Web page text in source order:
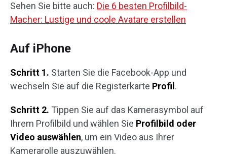
Sehen Sie bitte auch: Die 6 besten Profilbild-
Macher: Lustige und coole Avatare erstellen
Auf iPhone
Schritt 1. Starten Sie die Facebook-App und
wechseln Sie auf die Registerkarte Profil .
Schritt 2. Tippen Sie auf das Kamerasymbol auf
Ihrem Profilbild und wählen Sie Profilbild oder
Video auswählen, um ein Video aus Ihrer
Kamerarolle auszuwählen.